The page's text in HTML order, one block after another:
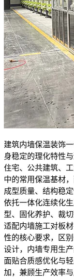
建筑内墙保温装饰
身稳定的理化特性
住宅、公共建筑、
中的常用保温基材
成型质量、结构稳
依托一体化连续化
型、固化养护、裁
适配内墙施工对板
性的核心要求，区
设计，内墙专用生
面贴合质感优化与
加，兼顾生产效率